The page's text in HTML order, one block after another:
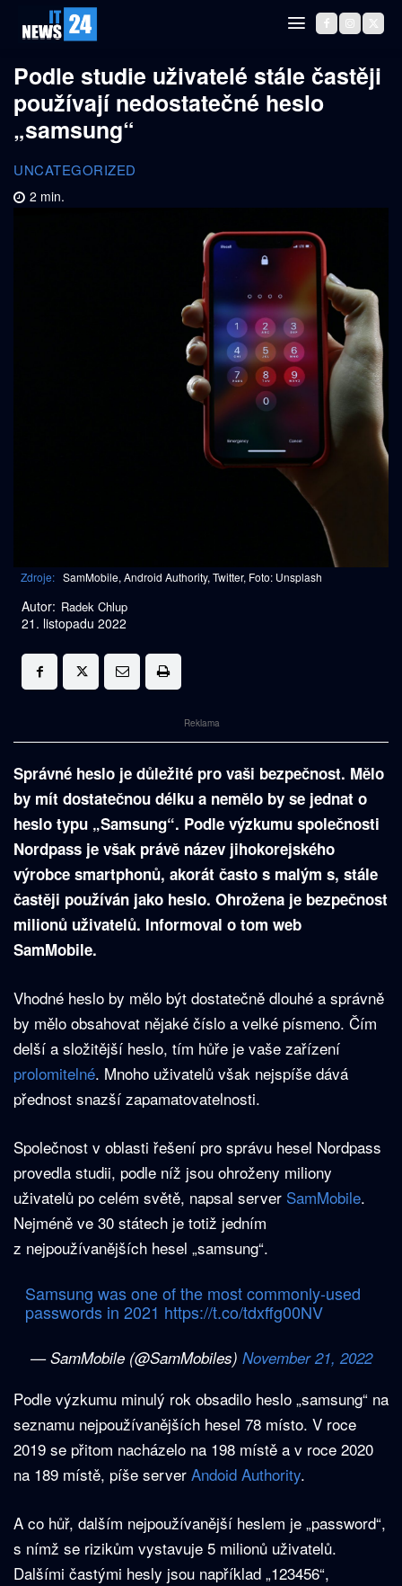
Podle studie uživatelé stále častěji
používají nedostatečné heslo
„samsung“
UNCATEGORIZED
2 min.
Zdroje: SamMobile, Android Authority, Twitter, Foto: Unsplash
Autor: Radek Chlup
21. listopadu 2022
Reklama
Správné heslo je důležité pro vaši bezpečnost. Mělo
by mít dostatečnou délku a nemělo by se jednat o
heslo typu „Samsung“. Podle výzkumu společnosti
Nordpass je však právě název jihokorejského
výrobce smartphonů, akorát často s malým s, stále
častěji používán jako heslo. Ohrožena je bezpečnost
milionů uživatelů. Informoval o tom web
SamMobile.
Vhodné heslo by mělo být dostatečně dlouhé a správně
by mělo obsahovat nějaké číslo a velké písmeno. Čím
delší a složitější heslo, tím hůře je vaše zařízení
prolomitelné. Mnoho uživatelů však nejspíše dává
přednost snazší zapamatovatelnosti.
Společnost v oblasti řešení pro správu hesel Nordpass
provedla studii, podle níž jsou ohroženy miliony
uživatelů po celém světě, napsal server SamMobile.
Nejméně ve 30 státech je totiž jedním
z nejpoužívanějších hesel „samsung“.
Samsung was one of the most commonly-used
passwords in 2021 https://t.co/tdxffg00NV
— SamMobile (@SamMobiles) November 21, 2022
Podle výzkumu minulý rok obsadilo heslo „samsung“ na
seznamu nejpoužívanějších hesel 78 místo. V roce
2019 se přitom nacházelo na 198 místě a v roce 2020
na 189 místě, píše server Andoid Authority.
A co hůř, dalším nejpoužívanější heslem je „password“,
s nímž se rizikům vystavuje 5 milionů uživatelů.
Dalšími častými hesly jsou například „123456“,